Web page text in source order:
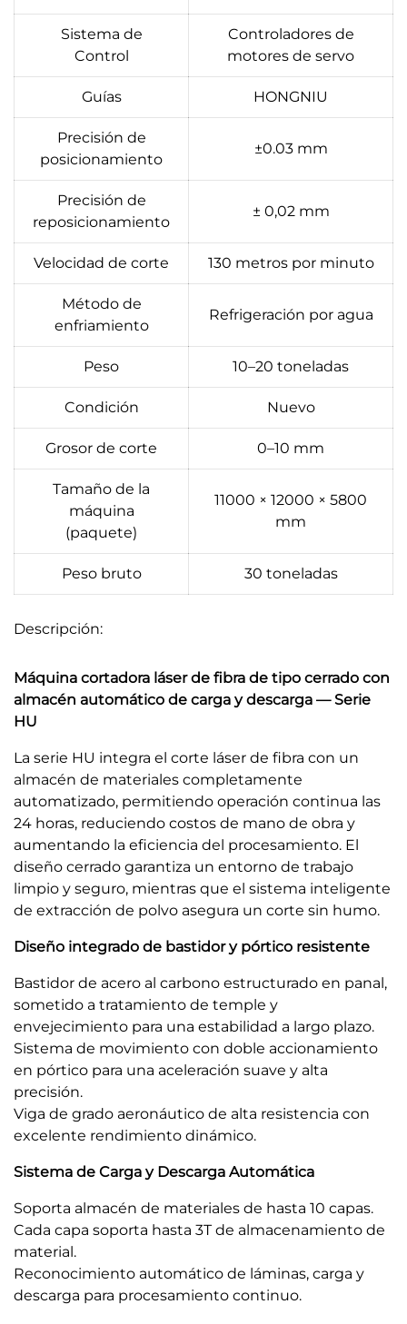
Sistema de
Control
Controladores de
motores de servo
Guías HONGNIU
Precisión de
posicionamiento
±0.03 mm
Precisión de
reposicionamiento
± 0,02 mm
Velocidad de corte 130 metros por minuto
Método de
enfriamiento
Refrigeración por agua
Peso 10–20 toneladas
Condición Nuevo
Grosor de corte 0–10 mm
Tamaño de la
máquina
(paquete)
11000 × 12000 × 5800
mm
Peso bruto 30 toneladas
Descripción:
Máquina cortadora láser de fibra de tipo cerrado con
almacén automático de carga y descarga — Serie
HU
La serie HU integra el corte láser de fibra con un
almacén de materiales completamente
automatizado, permitiendo operación continua las
24 horas, reduciendo costos de mano de obra y
aumentando la eficiencia del procesamiento. El
diseño cerrado garantiza un entorno de trabajo
limpio y seguro, mientras que el sistema inteligente
de extracción de polvo asegura un corte sin humo.
Diseño integrado de bastidor y pórtico resistente
Bastidor de acero al carbono estructurado en panal,
sometido a tratamiento de temple y
envejecimiento para una estabilidad a largo plazo.
Sistema de movimiento con doble accionamiento
en pórtico para una aceleración suave y alta
precisión.
Viga de grado aeronáutico de alta resistencia con
excelente rendimiento dinámico.
Sistema de Carga y Descarga Automática
Soporta almacén de materiales de hasta 10 capas.
Cada capa soporta hasta 3T de almacenamiento de
material.
Reconocimiento automático de láminas, carga y
descarga para procesamiento continuo.